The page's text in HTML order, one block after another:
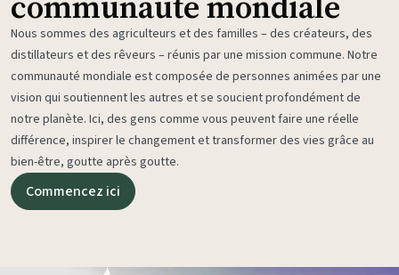
Nous sommes des agriculteurs et des familles – des créateurs, des
distillateurs et des rêveurs – réunis par une mission commune. Notre
communauté mondiale est composée de personnes animées par une
vision qui soutiennent les autres et se soucient profondément de
notre planète. Ici, des gens comme vous peuvent faire une réelle
différence, inspirer le changement et transformer des vies grâce au
bien-être, goutte après goutte.
Commencez ici